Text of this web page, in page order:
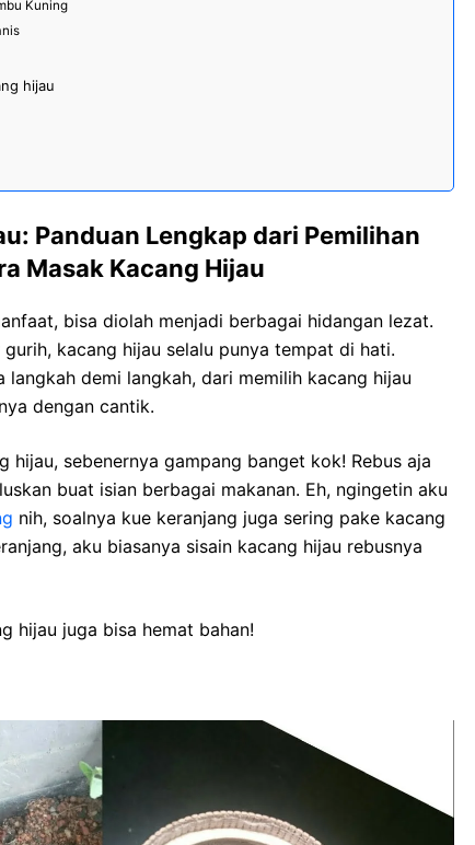
Kuning
hijau
Panduan Lengkap dari Pemilihan
Masak Kacang Hijau
bisa diolah menjadi berbagai hidangan lezat.
kacang hijau selalu punya tempat di hati.
demi langkah, dari memilih kacang hijau
dengan cantik.
hijau, sebenernya gampang banget kok! Rebus aja
buat isian berbagai makanan. Eh, ngingetin aku
nih, soalnya kue keranjang juga sering pake kacang
aku biasanya sisain kacang hijau rebusnya
hijau juga bisa hemat bahan!